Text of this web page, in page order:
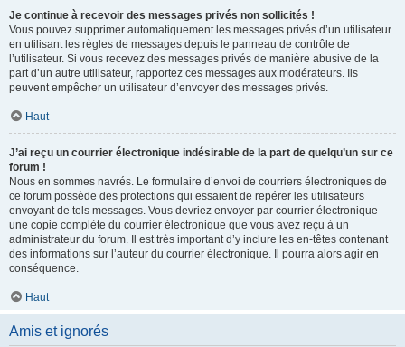
Je continue à recevoir des messages privés non sollicités !
Vous pouvez supprimer automatiquement les messages privés d’un utilisateur
en utilisant les règles de messages depuis le panneau de contrôle de
l’utilisateur. Si vous recevez des messages privés de manière abusive de la
part d’un autre utilisateur, rapportez ces messages aux modérateurs. Ils
peuvent empêcher un utilisateur d’envoyer des messages privés.
Haut
J’ai reçu un courrier électronique indésirable de la part de quelqu’un sur ce
forum !
Nous en sommes navrés. Le formulaire d’envoi de courriers électroniques de
ce forum possède des protections qui essaient de repérer les utilisateurs
envoyant de tels messages. Vous devriez envoyer par courrier électronique
une copie complète du courrier électronique que vous avez reçu à un
administrateur du forum. Il est très important d’y inclure les en-têtes contenant
des informations sur l’auteur du courrier électronique. Il pourra alors agir en
conséquence.
Haut
Amis et ignorés